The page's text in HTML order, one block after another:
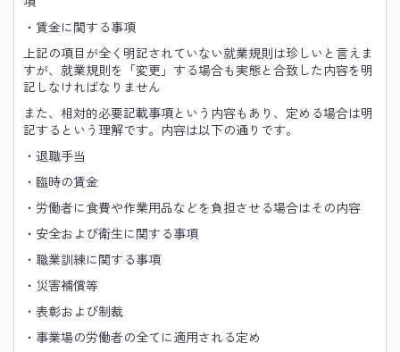
・賃金に関する事項
上記の項目が全く明記されていない就業規則は珍しいと言えま
すが、就業規則を「変更」する場合も実態と合致した内容を明
記しなければなりません
また、相対的必要記載事項という内容もあり、定める場合は明
記するという理解です。内容は以下の通りです。
・退職手当
・臨時の賃金
・労働者に食費や作業用品などを負担させる場合はその内容
・安全および衛生に関する事項
・職業訓練に関する事項
・災害補償等
・表彰および制裁
・事業場の労働者の全てに適用される定め